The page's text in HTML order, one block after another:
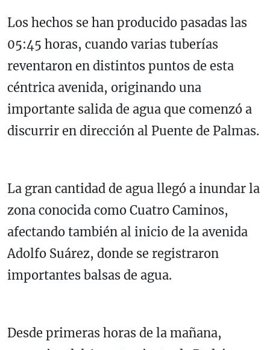
Los hechos se han producido pasadas las
05:45 horas, cuando varias tuberías
reventaron en distintos puntos de esta
céntrica avenida, originando una
importante salida de agua que comenzó a
discurrir en dirección al Puente de Palmas.
La gran cantidad de agua llegó a inundar la
zona conocida como Cuatro Caminos,
afectando también al inicio de la avenida
Adolfo Suárez, donde se registraron
importantes balsas de agua.
Desde primeras horas de la mañana,